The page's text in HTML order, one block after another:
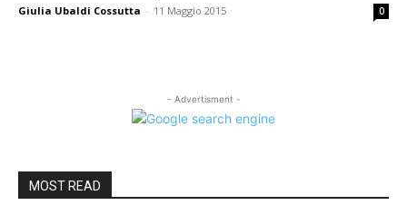
Giulia Ubaldi Cossutta - 11 Maggio 2015 0
- Advertisment -
MOST READ